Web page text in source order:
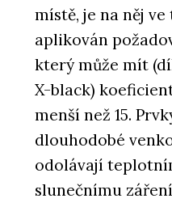
místě, je na něj
aplikován
který může mít
X-black)
menší než 15.
dlouhodobé
odolávají
slunečnímu